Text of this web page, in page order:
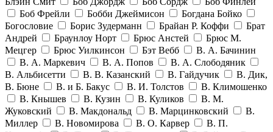
Боб Фрейли
Бобби Джеймисон
Богдана Бойко
Богословие
Борис Зудерманн Брайан Р. Коффи
Брат
Андрей
Браунлоу Норт Брюс Анстей
Брюс М.
Мецгер
Брюс Уилкинсон Бэт Вебб
В. А. Бачинин
В. А. Маркевич
В. А. Попов
В. А. Слободяник
В. Альбисетти
В. В. Казанский В. Гайдучик
В. Дик,
В. Бюне
В. и Б. Бакус В. И. Толстов
В. Климошенко
В. Кнышев
В. Кузин В. Куликов
В. М.
Жуковский
В. Макдональд В. Марцинковский
В.
Миллер
В. Новомирова В. О. Карвер
В. П.